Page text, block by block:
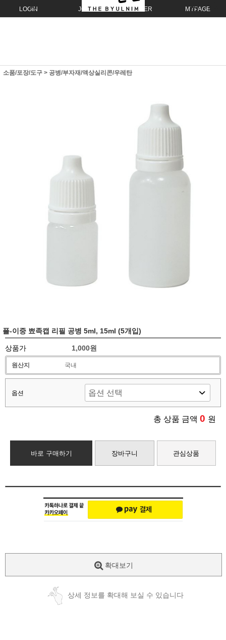
LOGIN JOIN ORDER MYPAGE
소품/포장/도구 > 공병/부자재/액상실리콘/우레탄
플-이중 뾰족캡 리필 공병 5ml, 15ml (5개입)
상품가 1,000원
원산지 국내
옵션
총 상품 금액 0 원
바로 구매하기 장바구니 관심상품
확대보기
상세 정보를 확대해 보실 수 있습니다